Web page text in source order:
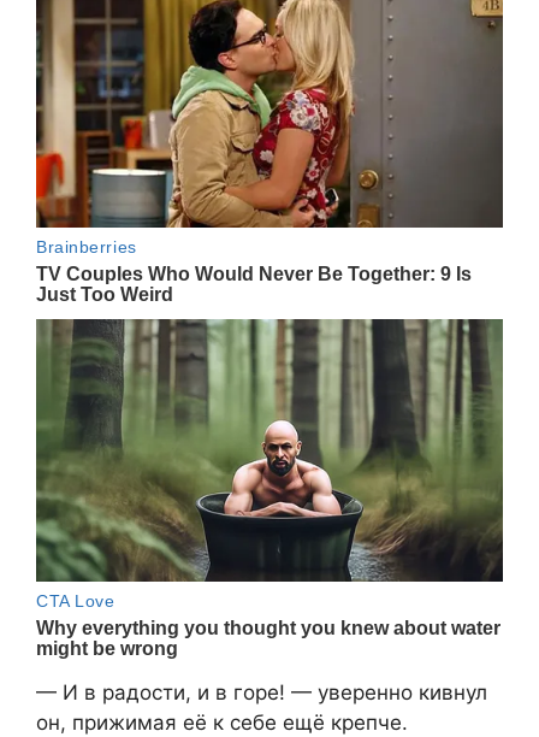
— И в радости, и в горе! — уверенно кивнул
он, прижимая её к себе ещё крепче.